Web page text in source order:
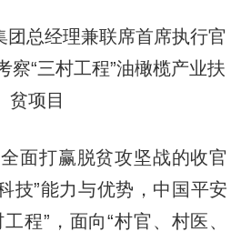
团总经理兼联席首席执行官
察“三村工程”油橄榄产业扶
贫项目
打赢脱贫攻坚战的收官
技”能力与优势，中国平安
程”，面向“村官、村医、